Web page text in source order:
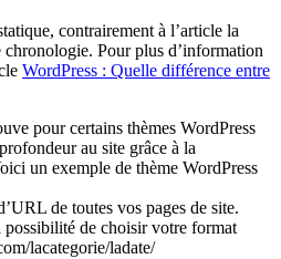
contrairement à l’article la
chronologie. Pour plus d’information
WordPress : Quelle différence entre
pour certains thèmes WordPress
au site grâce à la
un exemple de thème WordPress
de toutes vos pages de site.
possibilité de choisir votre format
lacategorie/ladate/